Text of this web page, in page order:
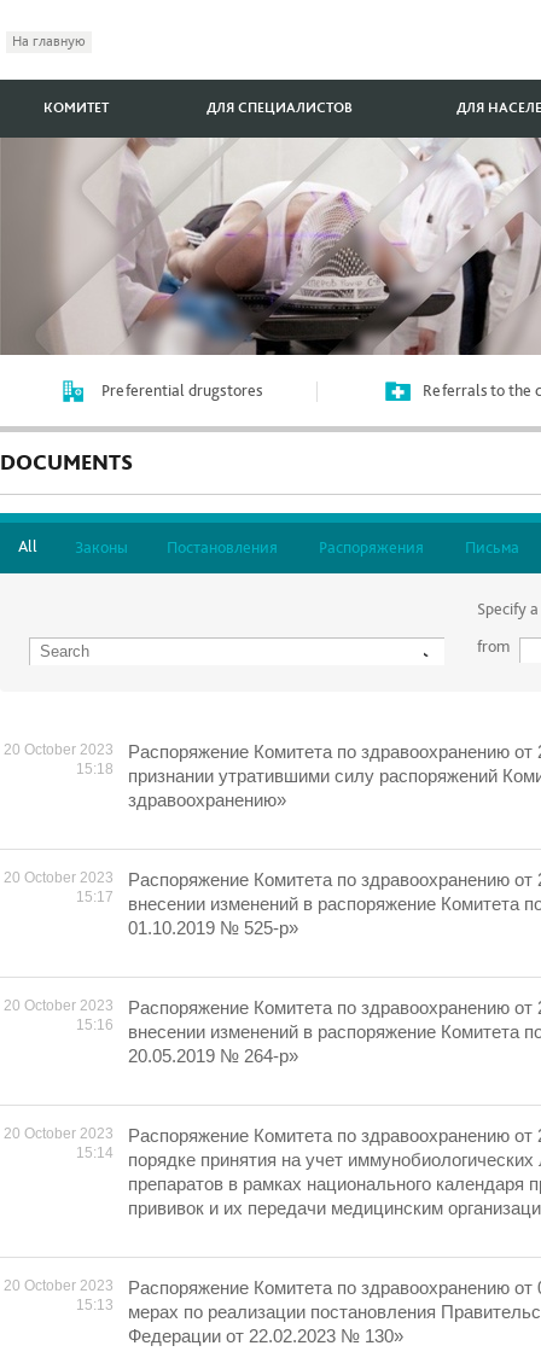
На главную
КОМИТЕТ ДЛЯ СПЕЦИАЛИСТОВ ДЛЯ
Preferential drugstores Referrals to the
DOCUMENTS
All Законы Постановления Распоряжения Письма
Specify
from
20 October 2023
15:18
Распоряжение Комитета по здравоохранению
признании утратившими силу распоряжений
здравоохранению»
20 October 2023
15:17
Распоряжение Комитета по здравоохранению
внесении изменений в распоряжение Комитета
01.10.2019 № 525-р»
20 October 2023
15:16
Распоряжение Комитета по здравоохранению
внесении изменений в распоряжение Комитета
20.05.2019 № 264-р»
20 October 2023
15:14
Распоряжение Комитета по здравоохранению
порядке принятия на учет
препаратов в рамках национального календаря
прививок и их передачи медицинским
20 October 2023
15:13
Распоряжение Комитета по здравоохранению
мерах по реализации постановления
Федерации от 22.02.2023 № 130»